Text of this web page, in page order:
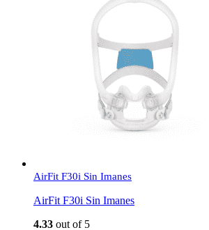
AirFit F30i Sin Imanes
AirFit F30i Sin Imanes
4.33 out of 5